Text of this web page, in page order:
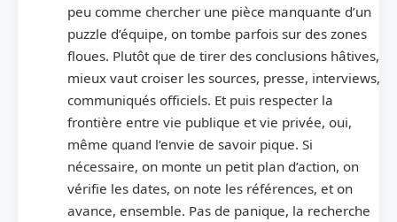
peu comme chercher une pièce manquante d’un
puzzle d’équipe, on tombe parfois sur des zones
floues. Plutôt que de tirer des conclusions hâtives,
mieux vaut croiser les sources, presse, interviews,
communiqués officiels. Et puis respecter la
frontière entre vie publique et vie privée, oui,
même quand l’envie de savoir pique. Si
nécessaire, on monte un petit plan d’action, on
vérifie les dates, on note les références, et on
avance, ensemble. Pas de panique, la recherche